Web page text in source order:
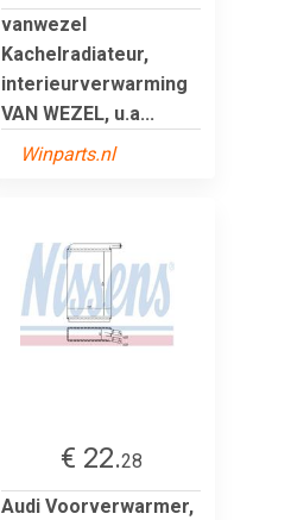
vanwezel
Kachelradiateur,
interieurverwarming
VAN WEZEL, u.a...
Winparts.nl
€ 22.28
Audi Voorverwarmer,